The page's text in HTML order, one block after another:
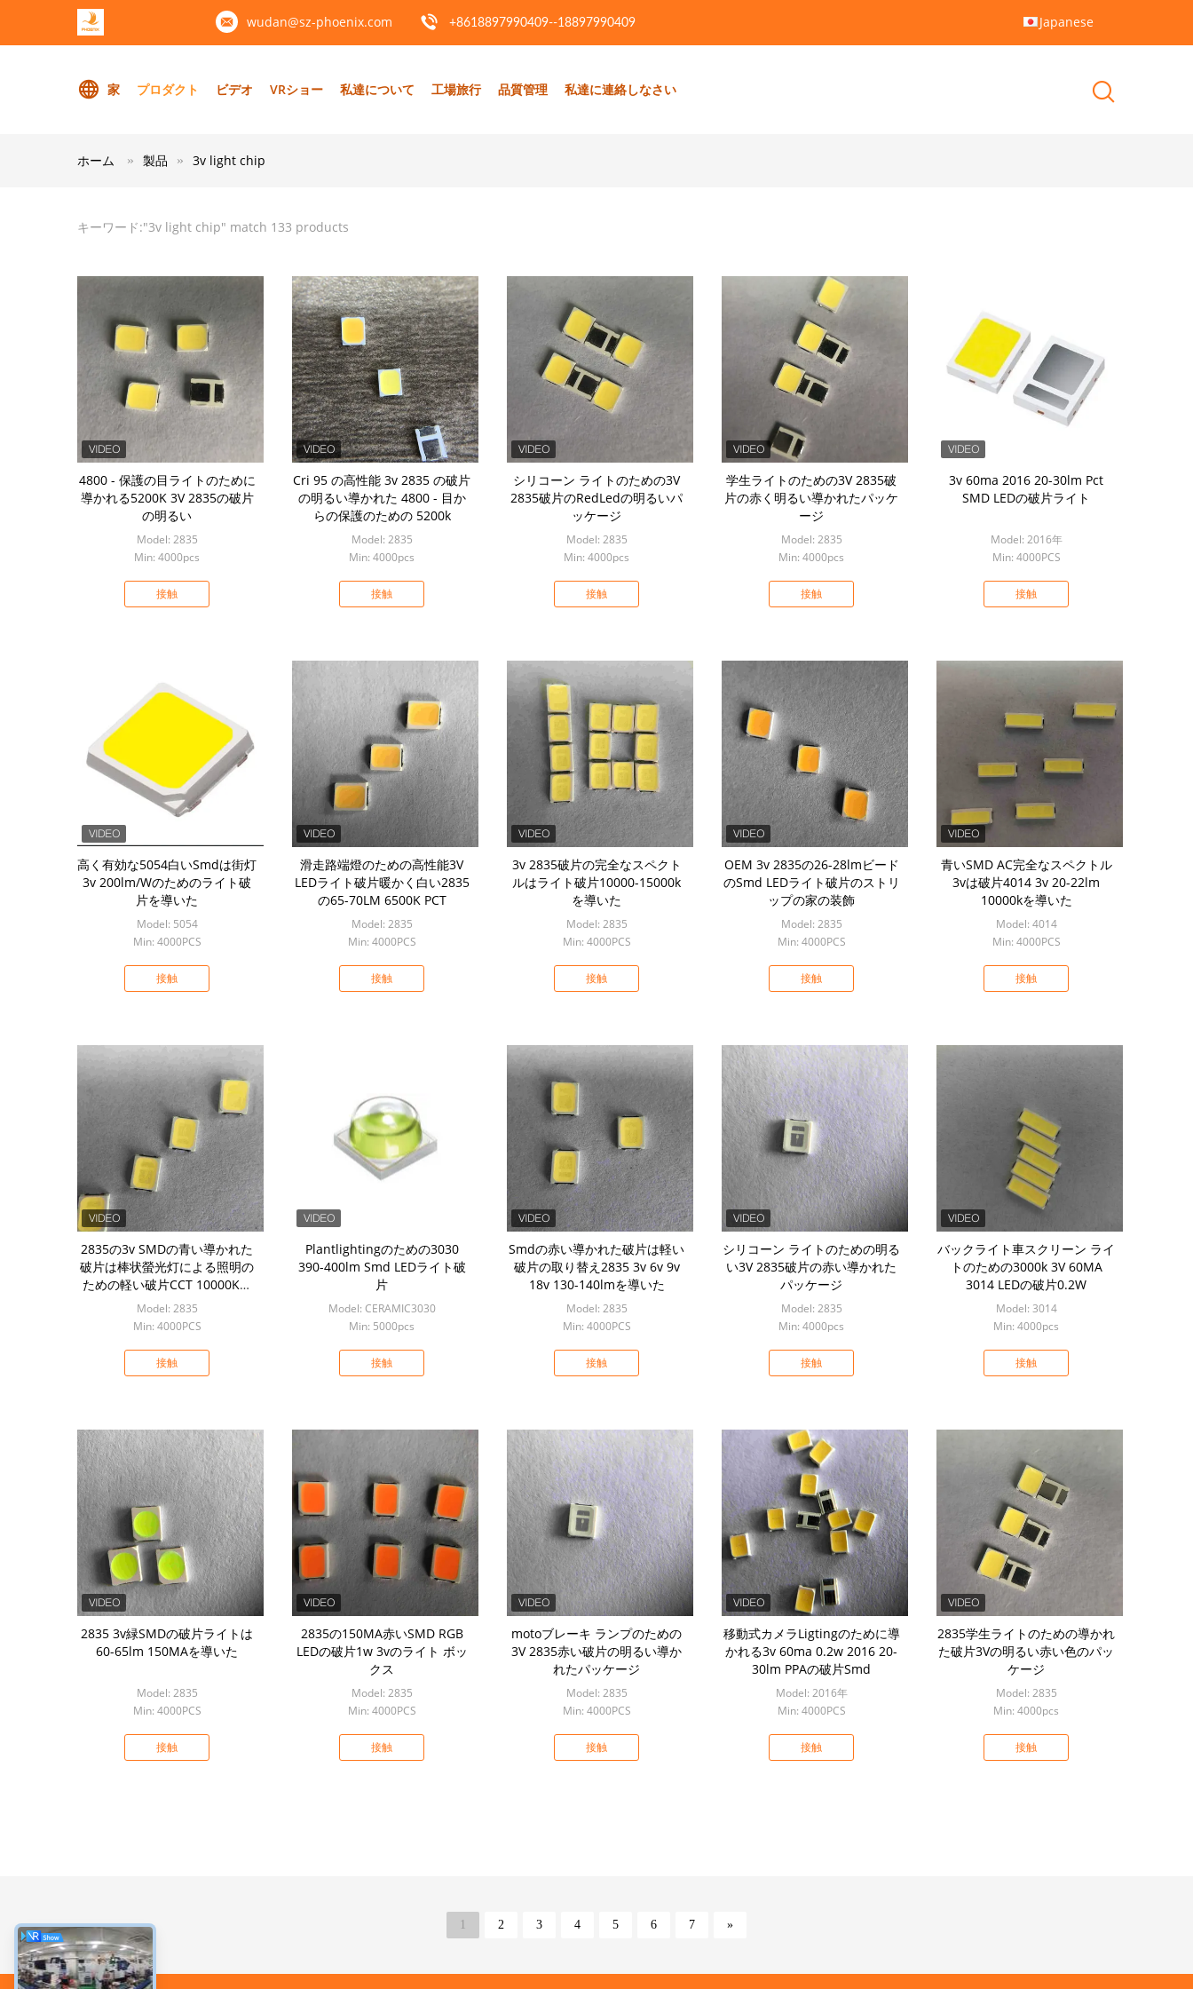
wudan@sz-phoenix.com +8618897990409--18897990409 Japanese
家 プロダクト ビデオ VRショー 私達について 工場旅行 品質管理 私達に連絡しなさい
ホーム 製品 3v light chip
キーワード:"3v light chip" match 133 products
4800 - 保護の目ライトのために
導かれる5200K 3V 2835の破片
の明るい
Model: 2835
Min: 4000pcs
接触
Cri 95 の高性能 3v 2835 の破片
の明るい導かれた 4800 - 目か
らの保護のための 5200k
Model: 2835
Min: 4000pcs
接触
シリコーン ライトのための3V
2835破片のRedLedの明るいパ
ッケージ
Model: 2835
Min: 4000pcs
接触
学生ライトのための3V 2835破
片の赤く明るい導かれたパッケ
ージ
Model: 2835
Min: 4000pcs
接触
3v 60ma 2016 20-30lm Pct
SMD LEDの破片ライト
Model: 2016年
Min: 4000PCS
接触
高く有効な5054白いSmdは街灯
3v 200lm/Wのためのライト破
片を導いた
Model: 5054
Min: 4000PCS
接触
滑走路端燈のための高性能3V
LEDライト破片暖かく白い2835
の65-70LM 6500K PCT
Model: 2835
Min: 4000PCS
接触
3v 2835破片の完全なスペクト
ルはライト破片10000-15000k
を導いた
Model: 2835
Min: 4000PCS
接触
OEM 3v 2835の26-28lmビード
のSmd LEDライト破片のストリ
ップの家の装飾
Model: 2835
Min: 4000PCS
接触
青いSMD AC完全なスペクトル
3vは破片4014 3v 20-22lm
10000kを導いた
Model: 4014
Min: 4000PCS
接触
2835の3v SMDの青い導かれた
破片は棒状螢光灯による照明の
ための軽い破片CCT 10000Kを
導いた
Model: 2835
Min: 4000PCS
接触
Plantlightingのための3030
390-400lm Smd LEDライト破
片
Model: CERAMIC3030
Min: 5000pcs
接触
Smdの赤い導かれた破片は軽い
破片の取り替え2835 3v 6v 9v
18v 130-140lmを導いた
Model: 2835
Min: 4000PCS
接触
シリコーン ライトのための明る
い3V 2835破片の赤い導かれた
パッケージ
Model: 2835
Min: 4000pcs
接触
バックライト車スクリーン ライ
トのための3000k 3V 60MA
3014 LEDの破片0.2W
Model: 3014
Min: 4000pcs
接触
2835 3v緑SMDの破片ライトは
60-65lm 150MAを導いた
Model: 2835
Min: 4000PCS
接触
2835の150MA赤いSMD RGB
LEDの破片1w 3vのライト ボッ
クス
Model: 2835
Min: 4000PCS
接触
motoブレーキ ランプのための
3V 2835赤い破片の明るい導か
れたパッケージ
Model: 2835
Min: 4000PCS
接触
移動式カメラLigtingのために導
かれる3v 60ma 0.2w 2016 20-
30lm PPAの破片Smd
Model: 2016年
Min: 4000PCS
接触
2835学生ライトのための導かれ
た破片3Vの明るい赤い色のパッ
ケージ
Model: 2835
Min: 4000pcs
接触
1 2 3 4 5 6 7 »